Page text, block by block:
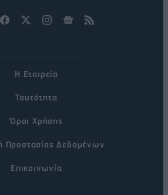
Η Εταιρεία
Ταυτότητα
Όροι Χρήσης
Προστασίας Δεδομένων
Επικοινωνία